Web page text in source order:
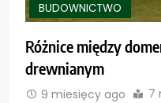
BUDOWNICTWO
Różnice między
drewnianym
9 miesięcy ago 7